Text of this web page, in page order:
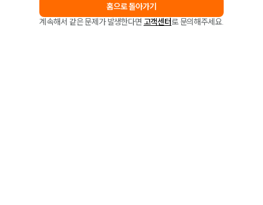
홈으로 돌아가기
계속해서 같은 문제가 발생한다면 고객센터로 문의해주세요.